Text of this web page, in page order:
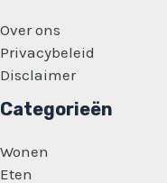
Over ons
Privacybeleid
Disclaimer
Categorieën
Wonen
Eten